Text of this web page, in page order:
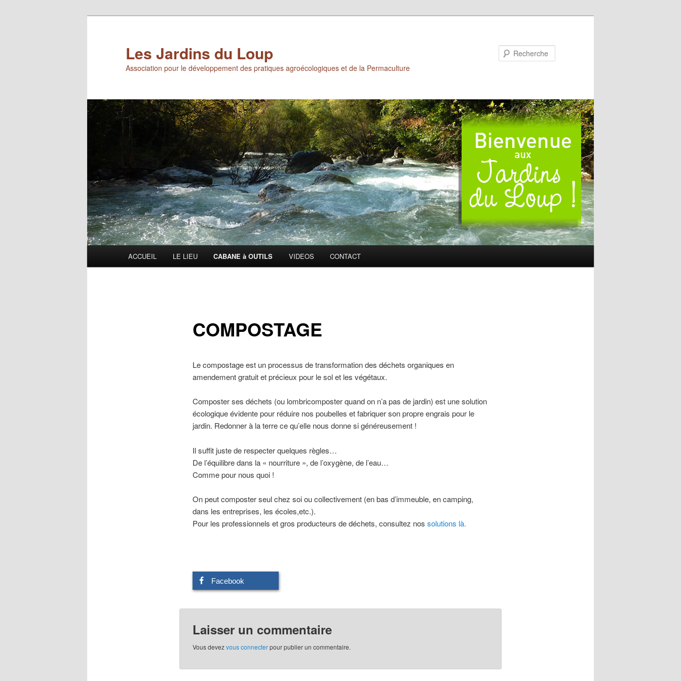
Les Jardins du Loup
Association pour le développement des pratiques agroécologiques et de la Permaculture
ACCUEIL LE LIEU CABANE à OUTILS VIDEOS CONTACT
COMPOSTAGE
Le compostage est un processus de transformation des déchets organiques en
amendement gratuit et précieux pour le sol et les végétaux.
Composter ses déchets (ou lombricomposter quand on n’a pas de jardin) est une solution
écologique évidente pour réduire nos poubelles et fabriquer son propre engrais pour le
jardin. Redonner à la terre ce qu’elle nous donne si généreusement !
Il suffit juste de respecter quelques règles…
De l’équilibre dans la « nourriture », de l’oxygène, de l’eau…
Comme pour nous quoi !
On peut composter seul chez soi ou collectivement (en bas d’immeuble, en camping,
dans les entreprises, les écoles,etc.).
Pour les professionnels et gros producteurs de déchets, consultez nos solutions là.
Facebook
Laisser un commentaire
Vous devezvous connecterpour publier un commentaire.